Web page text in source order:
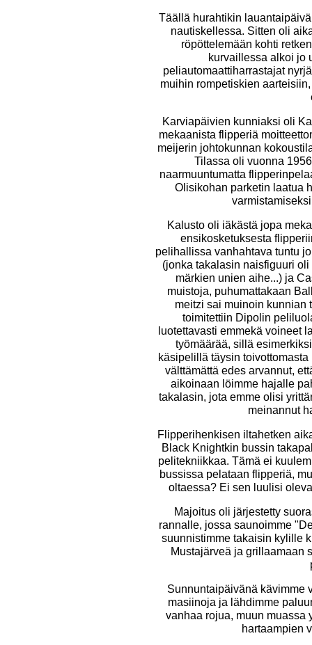
Täällä hurahtikin
nautiskellessa. Sitten oli
röpöttelemään kohti
kurvaillessa alkoi jo
peliautomaattiharrastajat
muihin rompetiskien
Karviapäivien kunniaksi oli
mekaanista flipperiä
meijerin johtokunnan
Tilassa oli vuonna
naarmuuntumatta
Olisikohan parketin laatua
Kalusto oli iäkästä jopa
ensikosketuksesta
pelihallissa vanhahtava tuntu
(jonka takalasin naisfiguuri
märkien unien aihe...) ja
muistoja, puhumattakaan
meitzi sai muinoin kunnian
toimitettiin Dipolin
luotettavasti emmekä voineet
työmäärää, sillä
käsipelillä täysin
välttämättä edes arvannut,
aikoinaan löimme hajalle
takalasin, jota emme olisi
meinannut
Flipperihenkisen iltahetken
Black Knightkin bussin
pelitekniikkaa. Tämä ei
bussissa pelataan flipperiä,
oltaessa? Ei sen luulisi
Majoitus oli järjestetty
rannalle, jossa saunoimme
suunnistimme takaisin kylille
Mustajärveä ja grillaamaan
Sunnuntaipäivänä kävimme
masiinoja ja lähdimme
vanhaa rojua, muun muassa
hartaampien